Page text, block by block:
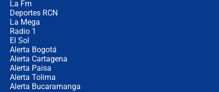
La Fm
Deportes RCN
La Mega
Radio 1
El Sol
Alerta Bogotá
Alerta Cartagena
Alerta Paisa
Alerta Tolima
Alerta Bucaramanga